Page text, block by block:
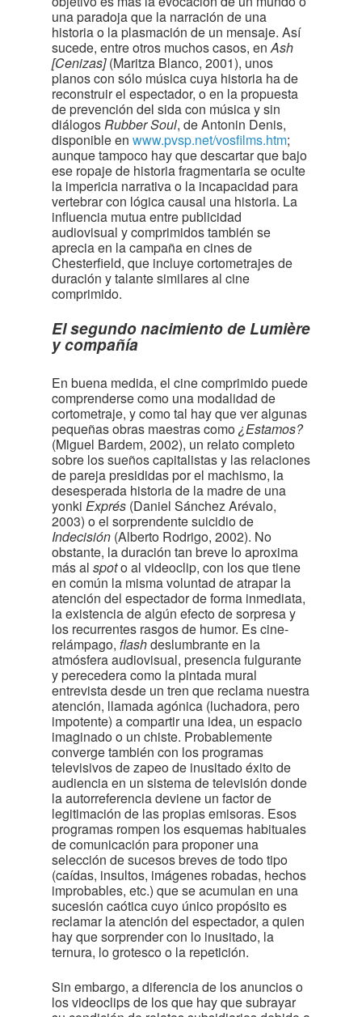
una paradoja que la narración de una
historia o la plasmación de un mensaje. Así
sucede, entre otros muchos casos, en Ash
[Cenizas](Maritza Blanco, 2001), unos
planos con sólo música cuya historia ha de
reconstruir el espectador, o en la propuesta
de prevención del sida con música y sin
diálogos Rubber Soul, de Antonin Denis,
disponible en www.pvsp.net/vosfilms.htm;
aunque tampoco hay que descartar que bajo
ese ropaje de historia fragmentaria se oculte
la impericia narrativa o la incapacidad para
vertebrar con lógica causal una historia. La
influencia mutua entre publicidad
audiovisual y comprimidos también se
aprecia en la campaña en cines de
Chesterfield, que incluye cortometrajes de
duración y talante similares al cine
comprimido.
El segundo nacimiento de Lumière
y compañía
En buena medida, el cine comprimido puede
comprenderse como una modalidad de
cortometraje, y como tal hay que ver algunas
pequeñas obras maestras como¿Estamos?
(Miguel Bardem, 2002), un relato completo
sobre los sueños capitalistas y las relaciones
de pareja presididas por el machismo, la
desesperada historia de la madre de una
yonki Exprés (Daniel Sánchez Arévalo,
2003) o el sorprendente suicidio de
Indecisión (Alberto Rodrigo, 2002). No
obstante, la duración tan breve lo aproxima
más al spoto al videoclip, con los que tiene
en común la misma voluntad de atrapar la
atención del espectador de forma inmediata,
la existencia de algún efecto de sorpresa y
los recurrentes rasgos de humor. Es cine-
relámpago, flashdeslumbrante en la
atmósfera audiovisual, presencia fulgurante
y perecedera como la pintada mural
entrevista desde un tren que reclama nuestra
atención, llamada agónica (luchadora, pero
impotente) a compartir una idea, un espacio
imaginado o un chiste. Probablemente
converge también con los programas
televisivos de zapeo de inusitado éxito de
audiencia en un sistema de televisión donde
la autorreferencia deviene un factor de
legitimación de las propias emisoras. Esos
programas rompen los esquemas habituales
de comunicación para proponer una
selección de sucesos breves de todo tipo
(caídas, insultos, imágenes robadas, hechos
improbables, etc.) que se acumulan en una
sucesión caótica cuyo único propósito es
reclamar la atención del espectador, a quien
hay que sorprender con lo inusitado, la
ternura, lo grotesco o la repetición.
Sin embargo, a diferencia de los anuncios o
los videoclips de los que hay que subrayar